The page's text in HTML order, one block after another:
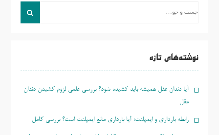
نوشته‌های تازه
آیا دندان عقل همیشه باید کشیده شود؟ بررسی علمی لزوم کشیدن دندان
عقل
رابطه بارداری و ایمپلنت؛ آیا بارداری مانع ایمپلنت است؟ بررسی کامل